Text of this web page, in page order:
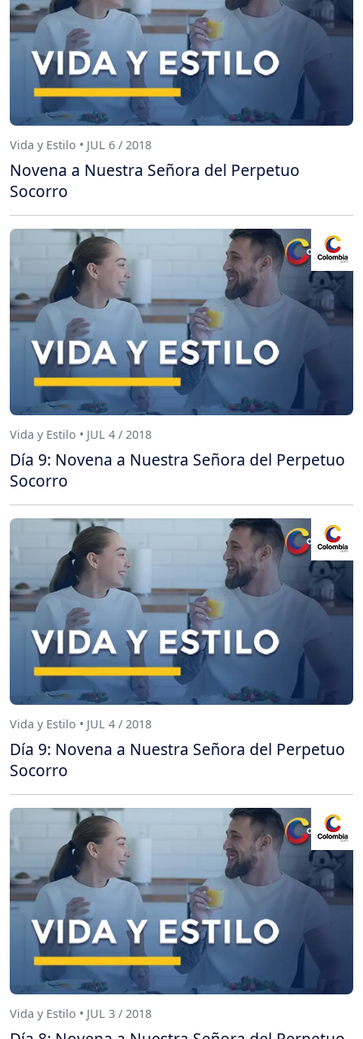
Vida y Estilo • JUL 6 / 2018
Novena a Nuestra Señora del Perpetuo
Socorro
Vida y Estilo • JUL 4 / 2018
Día 9: Novena a Nuestra Señora del Perpetuo
Socorro
Vida y Estilo • JUL 4 / 2018
Día 9: Novena a Nuestra Señora del Perpetuo
Socorro
Vida y Estilo • JUL 3 / 2018